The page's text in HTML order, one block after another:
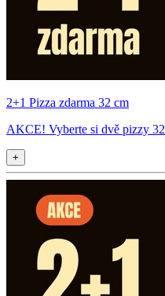
2+1 Pizza zdarma 32 cm
AKCE! Vyberte si dvě pizzy 32
+